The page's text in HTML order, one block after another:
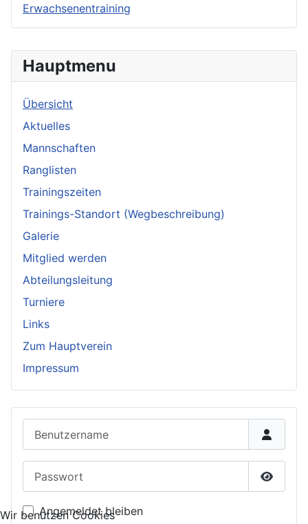
Hauptmenu
Übersicht
Aktuelles
Mannschaften
Ranglisten
Trainingszeiten
Trainings-Standort (Wegbeschreibung)
Galerie
Mitglied werden
Abteilungsleitung
Turniere
Links
Zum Hauptverein
Impressum
Erwachsenentraining
Angemeldet bleiben
Wir benutzen Cookies